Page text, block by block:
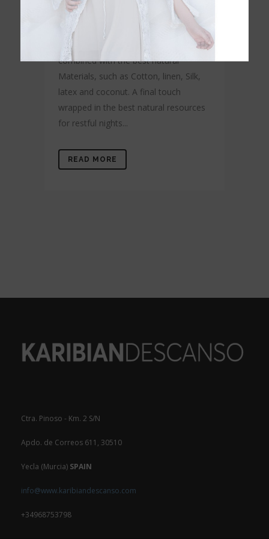
Karibian's exclusive Eco-Nature
Collection goes beyong the limits of
Comfort. Comfort and Technology,
combined with the best natural
Materials, such as Cotton, linen, Silk,
latex and coconut. A final touch
wrapped in the best natural resources
for restful nights...
READ MORE
Ctra. Pinoso - Km. 2 S/N
Apdo. de Correos 611, 30510
Yecla (Murcia) SPAIN
info@www.karibiandescanso.com
+34968753798